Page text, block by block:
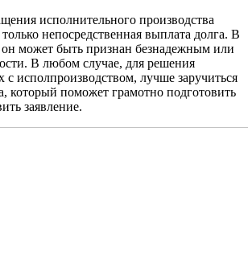
исполнительного производства
непосредственная выплата долга. В
он может быть признан безнадежным или
В любом случае, для решения
с исполпроизводством, лучше заручиться
который поможет грамотно подготовить
заявление.